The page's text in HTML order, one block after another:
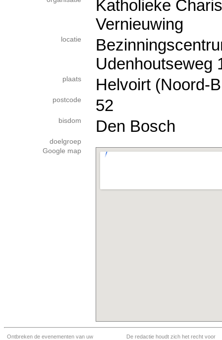
Katholieke
Vernieuwing
locatie
Udenhoutseweg
plaats Helvoirt (Noord-
postcode 52
bisdom Den Bosch
doelgroep
Google map
Ontbreken de evenementen van uw
De redactie houdt zich het recht voor